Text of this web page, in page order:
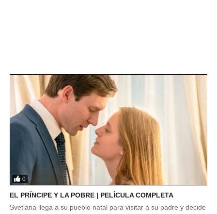
0
EL PRÍNCIPE Y LA POBRE | PELÍCULA COMPLETA
Svetlana llega a su pueblo natal para visitar a su padre y decide